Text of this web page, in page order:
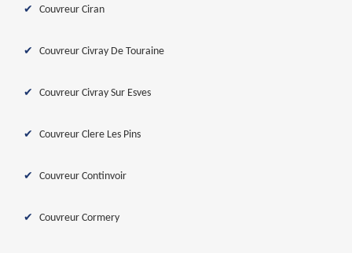
Couvreur Ciran
Couvreur Civray De Touraine
Couvreur Civray Sur Esves
Couvreur Clere Les Pins
Couvreur Continvoir
Couvreur Cormery